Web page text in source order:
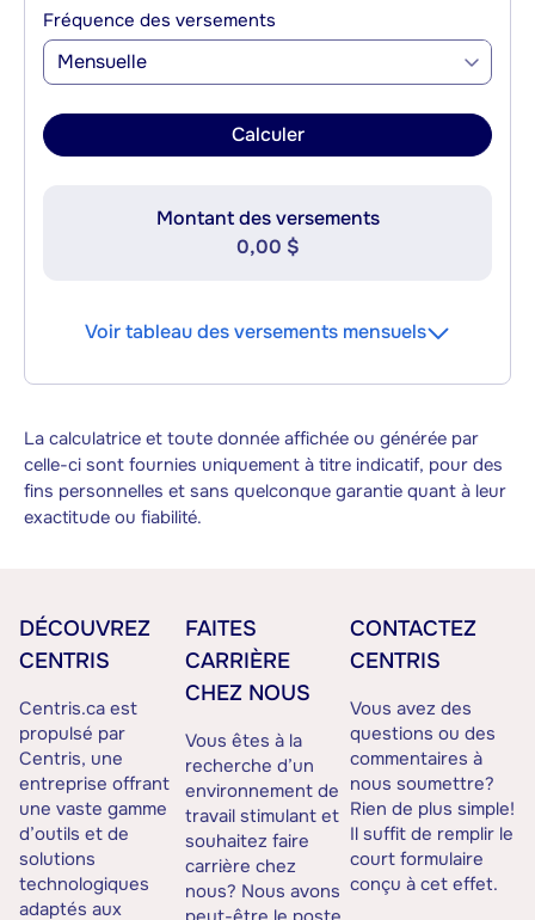
Fréquence des versements
Mensuelle
Calculer
Montant des versements
0,00 $
Voir tableau des versements mensuels
La calculatrice et toute donnée affichée ou générée par
celle-ci sont fournies uniquement à titre indicatif, pour des
fins personnelles et sans quelconque garantie quant à leur
exactitude ou fiabilité.
DÉCOUVREZ
CENTRIS
Centris.ca est
propulsé par
Centris, une
entreprise offrant
une vaste gamme
d’outils et de
solutions
technologiques
adaptés aux
FAITES
CARRIÈRE
CHEZ NOUS
Vous êtes à la
recherche d’un
environnement de
travail stimulant et
souhaitez faire
carrière chez
nous? Nous avons
CONTACTEZ
CENTRIS
Vous avez des
questions ou des
commentaires à
nous soumettre?
Rien de plus simple!
Il suffit de remplir le
court formulaire
conçu à cet effet.